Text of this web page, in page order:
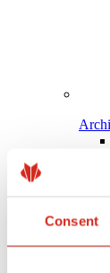
Consent